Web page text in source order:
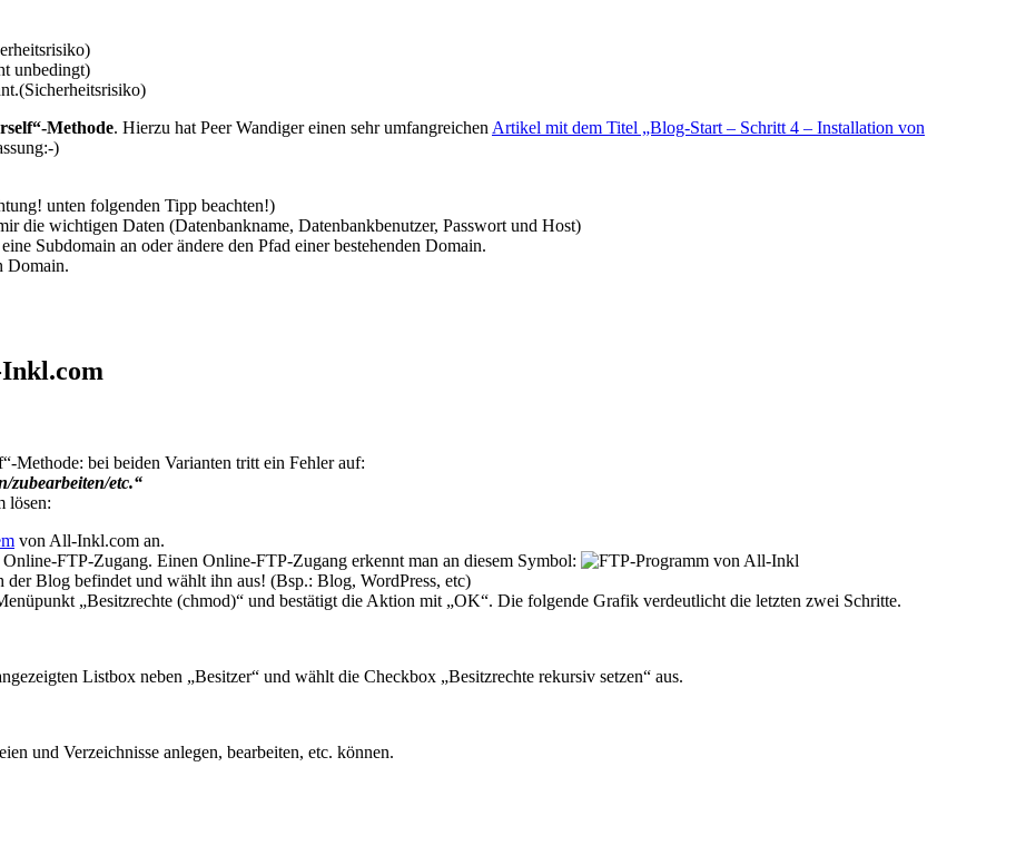
unbedingt)
Methode. Hierzu hat Peer Wandiger einen sehr umfangreichen Artikel mit dem Titel „Blog-Start – Schritt 4 – Installation von
)
unten folgenden Tipp beachten!)
die wichtigen Daten (Datenbankname, Datenbankbenutzer, Passwort und Host)
Subdomain an oder ändere den Pfad einer bestehenden Domain.
Domain.
Methode: bei beiden Varianten tritt ein Fehler auf:
zubearbeiten/etc.“
lösen:
von All-Inkl.com an.
FTP-Zugang. Einen Online-FTP-Zugang erkennt man an diesem Symbol:
Blog befindet und wählt ihn aus! (Bsp.: Blog, WordPress, etc)
„Besitzrechte (chmod)“ und bestätigt die Aktion mit „OK“. Die folgende Grafik verdeutlicht die letzten zwei Schritte.
Listbox neben „Besitzer“ und wählt die Checkbox „Besitzrechte rekursiv setzen“ aus.
und Verzeichnisse anlegen, bearbeiten, etc. können.